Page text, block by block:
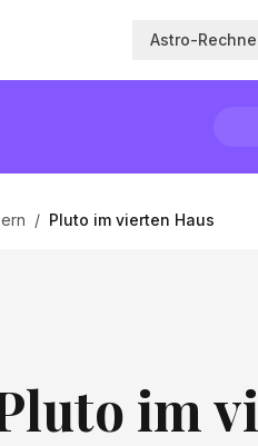
Astro-
/ Pluto im vierten Haus
im